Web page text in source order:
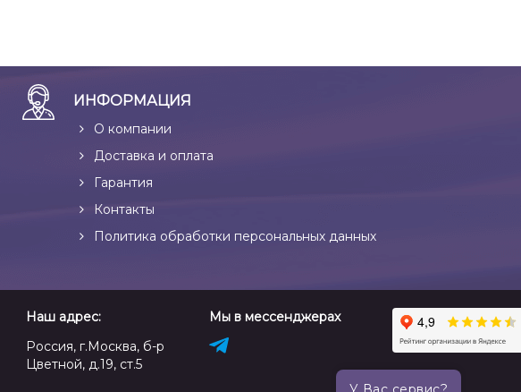
ИНФОРМАЦИЯ
О компании
Доставка и оплата
Гарантия
Контакты
Политика обработки персональных данных
Наш адрес:
Россия, г.Москва, б-р
Цветной, д.19, ст.5
Мы в мессенджерах